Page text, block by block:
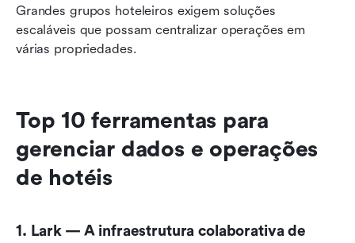
Grandes grupos hoteleiros exigem soluções
escaláveis que possam centralizar operações em
várias propriedades.
Top 10 ferramentas para
gerenciar dados e operações
de hotéis
1. Lark — A infraestrutura colaborativa de